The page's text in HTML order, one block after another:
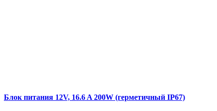
Блок питания 12V, 16.6 A 200W (герметичный IP67)